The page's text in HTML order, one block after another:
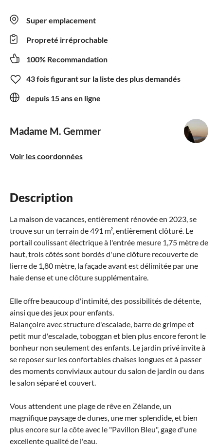
Super emplacement
Propreté irréprochable
100% Recommandation
43 fois figurant sur la liste des plus demandés
depuis 15 ans en ligne
Madame M. Gemmer
Voir les coordonnées
Description
La maison de vacances, entièrement rénovée en 2023, se
trouve sur un terrain de 491 m², entièrement clôturé. Le
portail coulissant électrique à l'entrée mesure 1,75 mètre de
haut, trois côtés sont bordés d'une clôture recouverte de
lierre de 1,80 mètre, la façade avant est délimitée par une
haie dense et une clôture supplémentaire.
Elle offre beaucoup d'intimité, des possibilités de détente,
ainsi que des jeux pour enfants.
Balançoire avec structure d'escalade, barre de grimpe et
petit mur d'escalade, toboggan et bien plus encore feront le
bonheur non seulement des enfants. Le jardin privé invite à
se reposer sur les confortables chaises longues et à passer
des moments conviviaux autour du salon de jardin ou dans
le salon séparé et couvert.
Vous attendent une plage de rêve en Zélande, un
magnifique paysage de dunes, une mer splendide, et bien
plus encore sur la côte avec le "Pavillon Bleu", gage d'une
excellente qualité de l'eau.